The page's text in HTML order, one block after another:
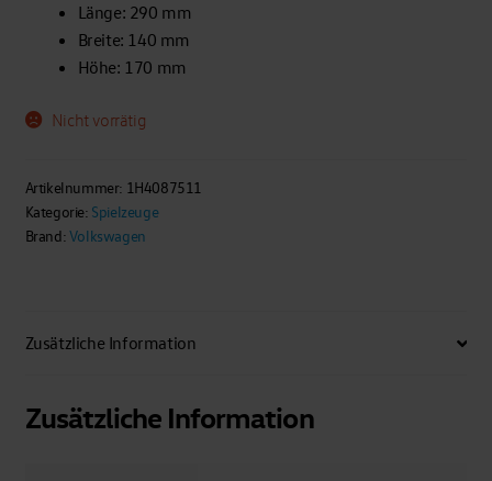
Länge: 290 mm
Breite: 140 mm
Höhe: 170 mm
Nicht vorrätig
Artikelnummer: 1H4087511
Kategorie: Spielzeuge
Brand:Volkswagen
Zusätzliche Information
Zusätzliche Information